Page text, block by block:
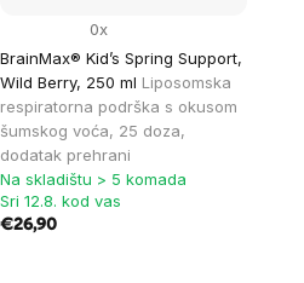
BrainMax® Kid’s Spring Support,
Wild Berry, 250 ml Liposomska
respiratorna podrška s okusom
šumskog voća, 25 doza,
dodatak prehrani
0x
Na skladištu > 5 komada
Sri 12.8. kod vas
€26,90